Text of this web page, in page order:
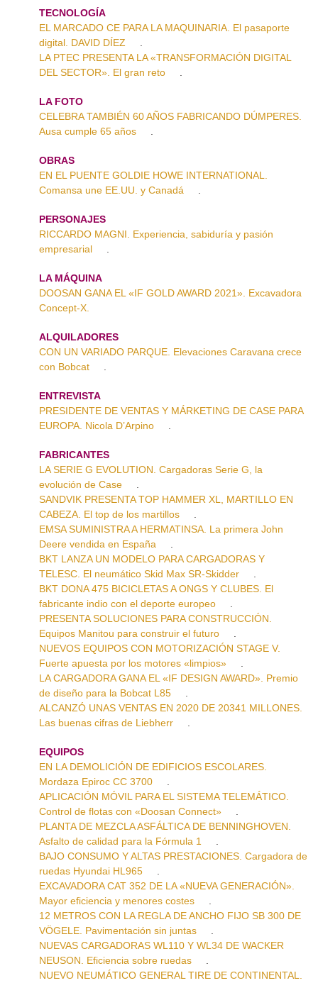
TECNOLOGÍA
EL MARCADO CE PARA LA MAQUINARIA. El pasaporte
digital. DAVID DÍEZ
LA PTEC PRESENTA LA «TRANSFORMACIÓN DIGITAL
DEL SECTOR». El gran reto
LA FOTO
CELEBRA TAMBIÉN 60 AÑOS FABRICANDO DÚMPERES.
Ausa cumple 65 años
OBRAS
EN EL PUENTE GOLDIE HOWE INTERNATIONAL.
Comansa une EE.UU. y Canadá
PERSONAJES
RICCARDO MAGNI. Experiencia, sabiduría y pasión
empresarial
LA MÁQUINA
DOOSAN GANA EL «IF GOLD AWARD 2021». Excavadora
Concept-X.
ALQUILADORES
CON UN VARIADO PARQUE. Elevaciones Caravana crece
con Bobcat
ENTREVISTA
PRESIDENTE DE VENTAS Y MÁRKETING DE CASE PARA
EUROPA. Nicola D’Arpino
FABRICANTES
LA SERIE G EVOLUTION. Cargadoras Serie G, la
evolución de Case
SANDVIK PRESENTA TOP HAMMER XL, MARTILLO EN
CABEZA. El top de los martillos
EMSA SUMINISTRA A HERMATINSA. La primera John
Deere vendida en España
BKT LANZA UN MODELO PARA CARGADORAS Y
TELESC. El neumático Skid Max SR-Skidder
BKT DONA 475 BICICLETAS A ONGS Y CLUBES. El
fabricante indio con el deporte europeo
PRESENTA SOLUCIONES PARA CONSTRUCCIÓN.
Equipos Manitou para construir el futuro
NUEVOS EQUIPOS CON MOTORIZACIÓN STAGE V.
Fuerte apuesta por los motores «limpios»
LA CARGADORA GANA EL «IF DESIGN AWARD». Premio
de diseño para la Bobcat L85
ALCANZÓ UNAS VENTAS EN 2020 DE 20341 MILLONES.
Las buenas cifras de Liebherr
EQUIPOS
EN LA DEMOLICIÓN DE EDIFICIOS ESCOLARES.
Mordaza Epiroc CC 3700
APLICACIÓN MÓVIL PARA EL SISTEMA TELEMÁTICO.
Control de flotas con «Doosan Connect»
PLANTA DE MEZCLA ASFÁLTICA DE BENNINGHOVEN.
Asfalto de calidad para la Fórmula 1
BAJO CONSUMO Y ALTAS PRESTACIONES. Cargadora de
ruedas Hyundai HL965
EXCAVADORA CAT 352 DE LA «NUEVA GENERACIÓN».
Mayor eficiencia y menores costes
12 METROS CON LA REGLA DE ANCHO FIJO SB 300 DE
VÖGELE. Pavimentación sin juntas
NUEVAS CARGADORAS WL110 Y WL34 DE WACKER
NEUSON. Eficiencia sobre ruedas
NUEVO NEUMÁTICO GENERAL TIRE DE CONTINENTAL.